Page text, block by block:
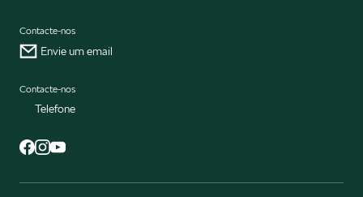
Contacte-nos
Envie um email
Contacte-nos
Telefone